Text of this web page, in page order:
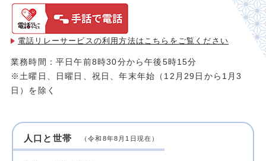
電話リレーサービスの利用方法は こちらをご覧ください
業務時間：平日午前8時30分から午後5時15分
※土曜日、日曜日、祝日、年末年始（12月29日から1月3
日）を除く
人口と世帯 （令和8年8月1日現在）